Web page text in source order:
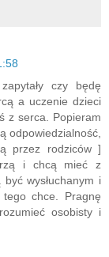
czy będę
a uczenie dzieci
z serca. Popieram
odpowiedzialność,
przez rodziców ]
i chcą mieć z
wysłuchanym i
chce. Pragnę
osobisty i